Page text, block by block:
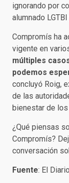
ignorando por
alumnado
Compromís ha
vigente en
múltiples
podemos
concluyó Roig,
de las
bienestar de
¿Qué piensas
Compromís?
conversación
Fuente: El Diario